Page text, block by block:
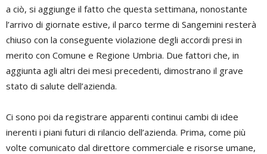
a ciò, si aggiunge il fatto che questa settimana, nonostante
l’arrivo di giornate estive, il parco terme di Sangemini resterà
chiuso con la conseguente violazione degli accordi presi in
merito con Comune e Regione Umbria. Due fattori che, in
aggiunta agli altri dei mesi precedenti, dimostrano il grave
stato di salute dell’azienda.
Ci sono poi da registrare apparenti continui cambi di idee
inerenti i piani futuri di rilancio dell’azienda. Prima, come più
volte comunicato dal direttore commerciale e risorse umane,